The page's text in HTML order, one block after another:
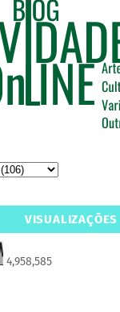
VISUALIZAÇÕES
4,958,585